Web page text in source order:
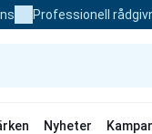
Professionell
Nyheter